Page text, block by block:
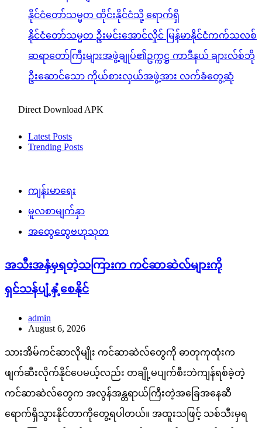
နိုင်ငံတော်သမ္မတ ထိုင်းနိုင်ငံသို့ ရောက်ရှိ
နိုင်ငံတော်သမ္မတ ဦးမင်းအောင်လှိုင် မြန်မာနိုင်ငံကက်သလစ်
ဆရာတော်ကြီးများအဖွဲ့ချုပ်၏ဥက္ကဋ္ဌ ကာဒီနယ် ချားလ်စ်ဘို
ဦးဆောင်သော ကိုယ်စားလှယ်အဖွဲ့အား လက်ခံတွေ့ဆုံ
Direct Download APK
Latest Posts
Trending Posts
ကျန်းမာရေး
မူလစာမျက်နှာ
အထွေထွေဗဟုသုတ
အသီးအနှံမှရတဲ့သကြားက ကင်ဆာဆဲလ်များကို
ရှင်သန်ပျံ့နှံ့စေနိုင်
admin
August 6, 2026
သားအိမ်ကင်ဆာလိုမျိုး ကင်ဆာဆဲလ်တွေကို ဓာတုကုထုံးက
ဖျက်ဆီးလိုက်နိုင်ပေမယ့်လည်း တချို့မပျက်စီးဘဲကျန်ရစ်ခဲ့တဲ့
ကင်ဆာဆဲလ်တွေက အလွန်အန္တရာယ်ကြီးတဲ့အခြေအနေဆီ
ရောက်ရှိသွားနိုင်တာကိုတွေ့ရပါတယ်။ အထူးသဖြင့် သစ်သီးမှရ